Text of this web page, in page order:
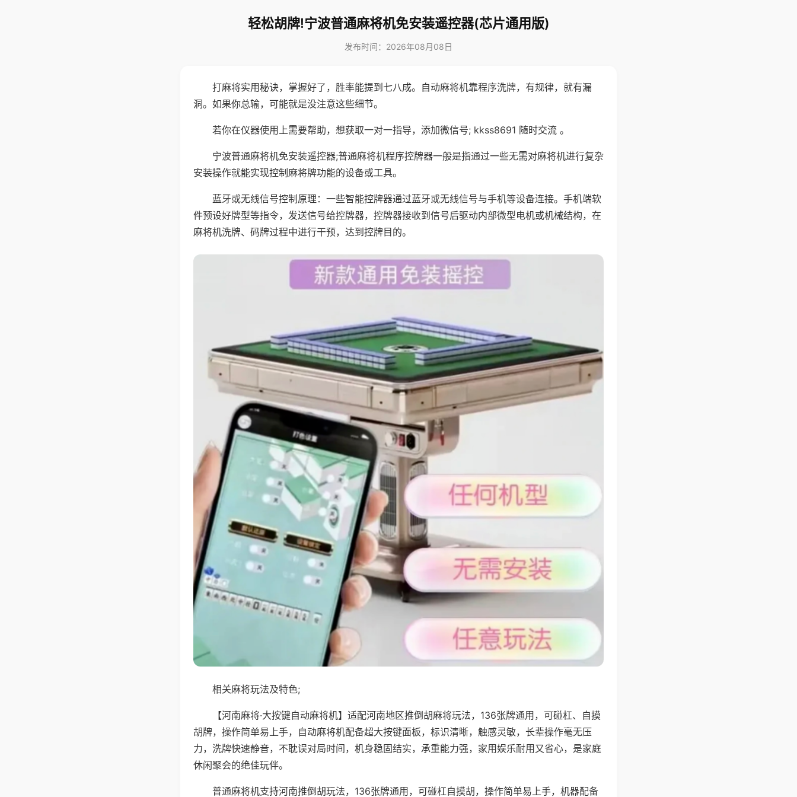
轻松胡牌!宁波普通麻将机免安装遥控器(芯片通用版)
发布时间：2026年08月08日
打麻将实用秘诀，掌握好了，胜率能提到七八成。自动麻将机靠程序洗牌，有规律，就有漏
洞。如果你总输，可能就是没注意这些细节。
若你在仪器使用上需要帮助，想获取一对一指导，添加微信号; kkss8691 随时交流 。
宁波普通麻将机免安装遥控器;普通麻将机程序控牌器一般是指通过一些无需对麻将机进行复杂
安装操作就能实现控制麻将牌功能的设备或工具。
蓝牙或无线信号控制原理：一些智能控牌器通过蓝牙或无线信号与手机等设备连接。手机端软
件预设好牌型等指令，发送信号给控牌器，控牌器接收到信号后驱动内部微型电机或机械结构，在
麻将机洗牌、码牌过程中进行干预，达到控牌目的。
相关麻将玩法及特色;
【河南麻将·大按键自动麻将机】适配河南地区推倒胡麻将玩法，136张牌通用，可碰杠、自摸
胡牌，操作简单易上手，自动麻将机配备超大按键面板，标识清晰，触感灵敏，长辈操作毫无压
力，洗牌快速静音，不耽误对局时间，机身稳固结实，承重能力强，家用娱乐耐用又省心，是家庭
休闲聚会的绝佳玩伴。
普通麻将机支持河南推倒胡玩法，136张牌通用，可碰杠自摸胡，操作简单易上手，机器配备